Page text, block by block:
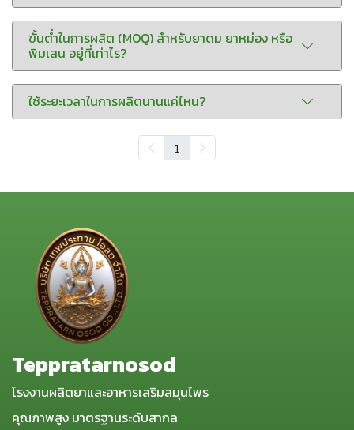
ขั้นต่ำในการผลิต (MOQ) สำหรับยาดม ยาหม่อง หรือ
พิมเสน อยู่ที่เท่าไร?
ใช้ระยะเวลาในการผลิตนานแค่ไหน?
1
Teppratarnosod
โรงงานผลิตยาและอาหารเสริมสมุนไพร
คุณภาพสูง มาตรฐานระดับสากล